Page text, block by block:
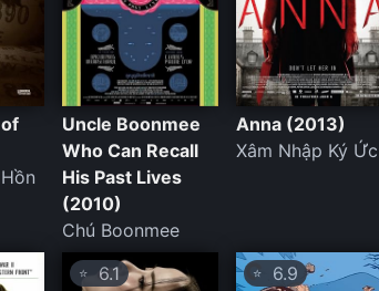
Uncle Boonmee
Who Can Recall
His Past Lives
(2010)
Chú Boonmee
Anna (2013)
Xâm Nhập Ký Ức
⭐ 6.1 ⭐6.9